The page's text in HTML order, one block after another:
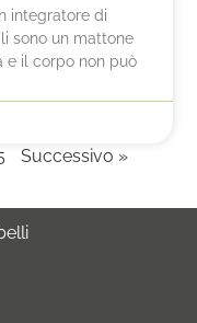
integratore di
sono un mattone
e il corpo non può
Successivo »